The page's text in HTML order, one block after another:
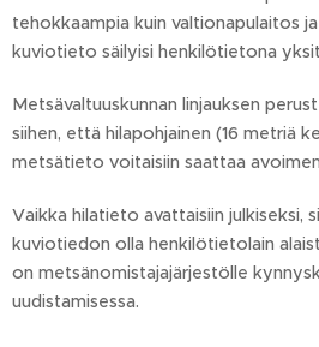
tehokkaampia kuin valtionapulaitos
kuviotieto säilyisi henkilötietona
Metsävaltuuskunnan linjauksen
siihen, että hilapohjainen (16 metriä
metsätieto voitaisiin saattaa
Vaikka hilatieto avattaisiin julkiseksi,
kuviotiedon olla henkilötietolain
on metsänomistajajärjestölle
uudistamisessa.